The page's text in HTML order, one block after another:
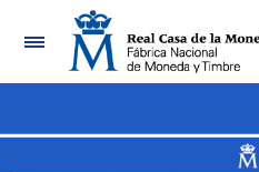
Navigation